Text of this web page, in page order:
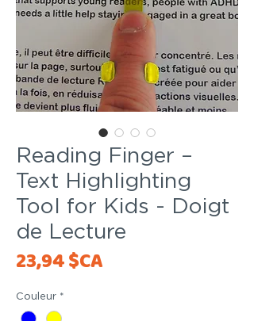
Reading Finger –
Text Highlighting
Tool for Kids - Doigt
de Lecture
23,94 $CA
Couleur *